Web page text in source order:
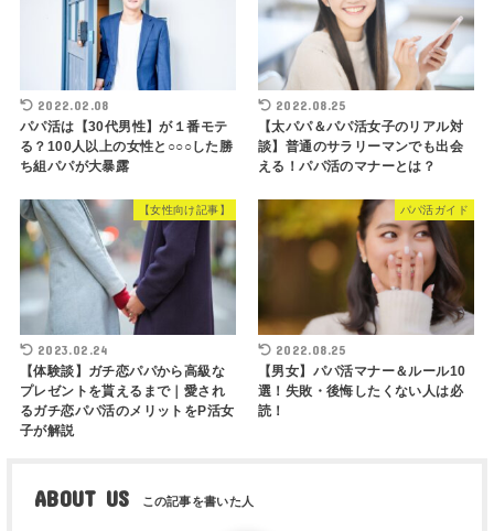
2022.02.08
パパ活は【30代男性】が１番モテ
る？100人以上の女性と○○○した勝
ち組パパが大暴露
2022.08.25
【太パパ＆パパ活女子のリアル対
談】普通のサラリーマンでも出会
える！パパ活のマナーとは？
【女性向け記事】
2023.02.24
【体験談】ガチ恋パパから高級な
プレゼントを貰えるまで｜愛され
るガチ恋パパ活のメリットをP活女
子が解説
パパ活ガイド
2022.08.25
【男女】パパ活マナー＆ルール10
選！失敗・後悔したくない人は必
読！
ABOUT US